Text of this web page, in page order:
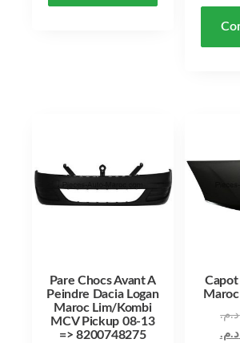
Pare Chocs Avant A
Peindre Dacia Logan
Maroc Lim/Kombi
MCV Pickup 08-13
=> 8200748275
Capot
د.م.
د.م.